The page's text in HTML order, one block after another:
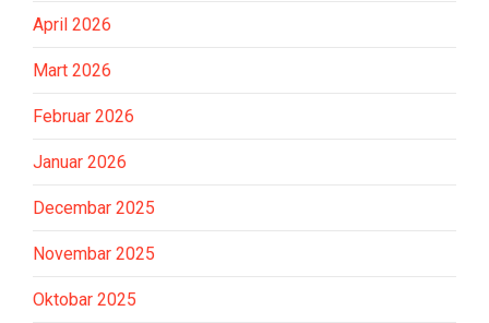
April 2026
Mart 2026
Februar 2026
Januar 2026
Decembar 2025
Novembar 2025
Oktobar 2025